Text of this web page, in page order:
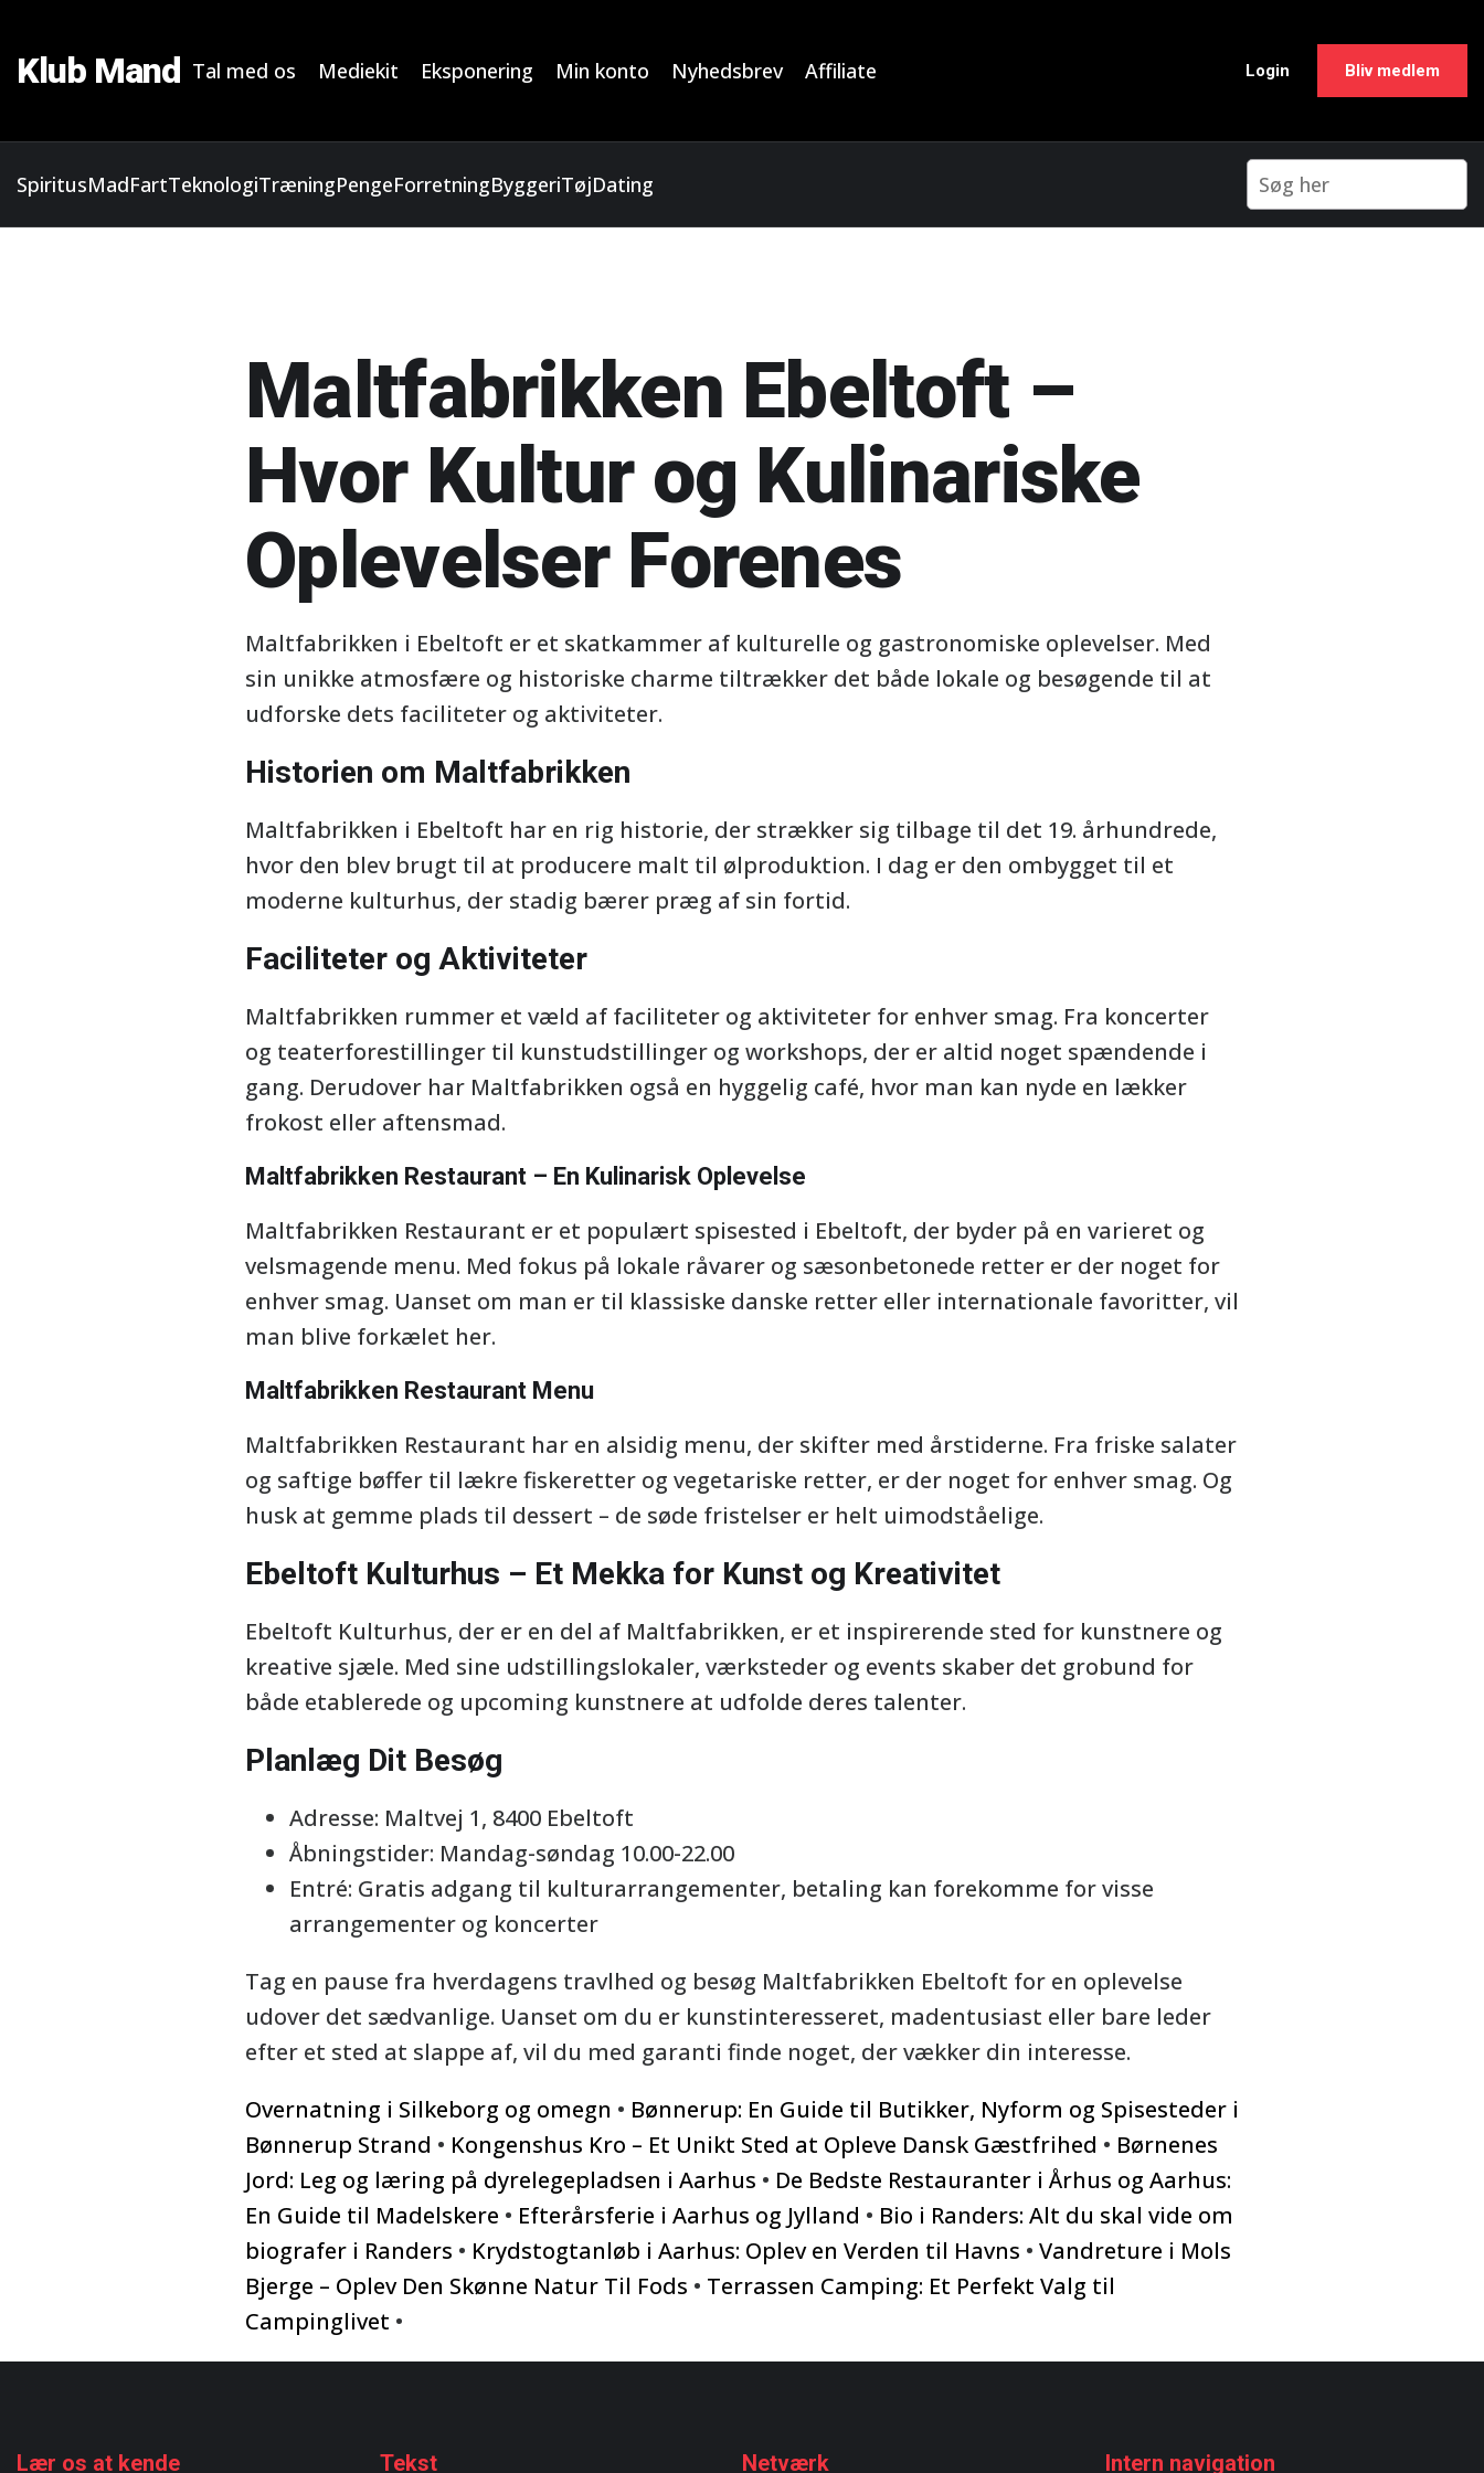
Klub Mand Tal med os Mediekit Eksponering Min konto Nyhedsbrev Affiliate Login Bliv medlem
SpiritusMadFartTeknologiTræningPengeForretningByggeriTøjDating
Maltfabrikken Ebeltoft –
Hvor Kultur og Kulinariske
Oplevelser Forenes
Maltfabrikken i Ebeltoft er et skatkammer af kulturelle og gastronomiske oplevelser. Med
sin unikke atmosfære og historiske charme tiltrækker det både lokale og besøgende til at
udforske dets faciliteter og aktiviteter.
Historien om Maltfabrikken
Maltfabrikken i Ebeltoft har en rig historie, der strækker sig tilbage til det 19. århundrede,
hvor den blev brugt til at producere malt til ølproduktion. I dag er den ombygget til et
moderne kulturhus, der stadig bærer præg af sin fortid.
Faciliteter og Aktiviteter
Maltfabrikken rummer et væld af faciliteter og aktiviteter for enhver smag. Fra koncerter
og teaterforestillinger til kunstudstillinger og workshops, der er altid noget spændende i
gang. Derudover har Maltfabrikken også en hyggelig café, hvor man kan nyde en lækker
frokost eller aftensmad.
Maltfabrikken Restaurant – En Kulinarisk Oplevelse
Maltfabrikken Restaurant er et populært spisested i Ebeltoft, der byder på en varieret og
velsmagende menu. Med fokus på lokale råvarer og sæsonbetonede retter er der noget for
enhver smag. Uanset om man er til klassiske danske retter eller internationale favoritter, vil
man blive forkælet her.
Maltfabrikken Restaurant Menu
Maltfabrikken Restaurant har en alsidig menu, der skifter med årstiderne. Fra friske salater
og saftige bøffer til lækre fiskeretter og vegetariske retter, er der noget for enhver smag. Og
husk at gemme plads til dessert – de søde fristelser er helt uimodståelige.
Ebeltoft Kulturhus – Et Mekka for Kunst og Kreativitet
Ebeltoft Kulturhus, der er en del af Maltfabrikken, er et inspirerende sted for kunstnere og
kreative sjæle. Med sine udstillingslokaler, værksteder og events skaber det grobund for
både etablerede og upcoming kunstnere at udfolde deres talenter.
Planlæg Dit Besøg
Adresse: Maltvej 1, 8400 Ebeltoft
Åbningstider: Mandag-søndag 10.00-22.00
Entré: Gratis adgang til kulturarrangementer, betaling kan forekomme for visse
arrangementer og koncerter
Tag en pause fra hverdagens travlhed og besøg Maltfabrikken Ebeltoft for en oplevelse
udover det sædvanlige. Uanset om du er kunstinteresseret, madentusiast eller bare leder
efter et sted at slappe af, vil du med garanti finde noget, der vækker din interesse.
Overnatning i Silkeborg og omegn • Bønnerup: En Guide til Butikker, Nyform og Spisesteder i
Bønnerup Strand • Kongenshus Kro – Et Unikt Sted at Opleve Dansk Gæstfrihed • Børnenes
Jord: Leg og læring på dyrelegepladsen i Aarhus • De Bedste Restauranter i Århus og Aarhus:
En Guide til Madelskere • Efterårsferie i Aarhus og Jylland • Bio i Randers: Alt du skal vide om
biografer i Randers • Krydstogtanløb i Aarhus: Oplev en Verden til Havns • Vandreture i Mols
Bjerge – Oplev Den Skønne Natur Til Fods • Terrassen Camping: Et Perfekt Valg til
Campinglivet •
Lær os at kende Tekst Netværk Intern navigation